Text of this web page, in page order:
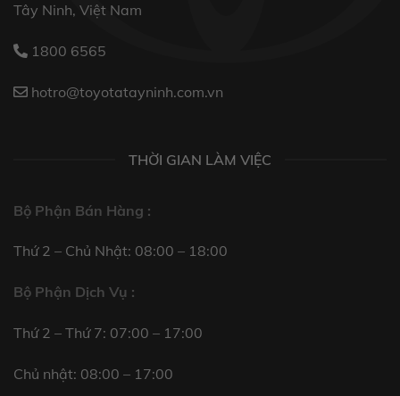
Tây Ninh, Việt Nam
1800 6565
hotro@toyotatayninh.com.vn
THỜI GIAN LÀM VIỆC
Bộ Phận Bán Hàng :
Thứ 2 – Chủ Nhật: 08:00 – 18:00
Bộ Phận Dịch Vụ :
Thứ 2 – Thứ 7: 07:00 – 17:00
Chủ nhật: 08:00 – 17:00